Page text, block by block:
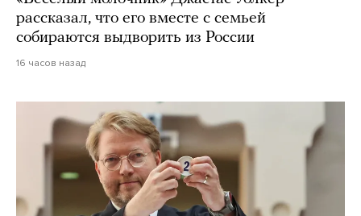
рассказал, что его вместе с семьей
собираются выдворить из России
16 часов назад